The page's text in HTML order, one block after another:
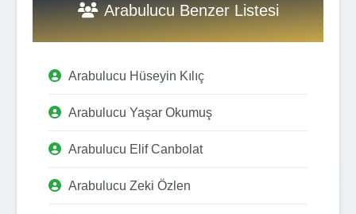
Arabulucu Benzer Listesi
Arabulucu Hüseyin Kılıç
Arabulucu Yaşar Okumuş
Arabulucu Elif Canbolat
Arabulucu Zeki Özlen